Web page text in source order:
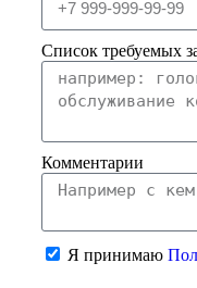
Список требуемых
Комментарии
Я принимаю